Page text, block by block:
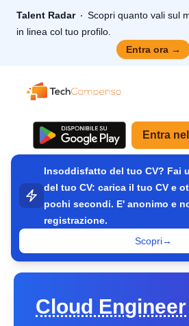
Talent Radar
Scopri quanto vali sul
in linea col tuo profilo.
Entra ora →
TechCompenso
Entra
Insoddisfatto del tuo CV? Fai
del tuo CV: carica il tuo CV e
pochi secondi. E' anonimo e
registrazione.
Scopri→
Cloud Engineer